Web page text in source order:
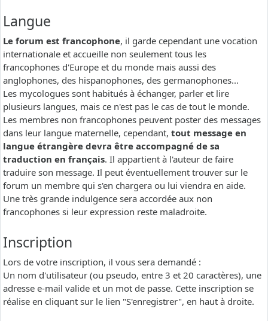
Langue
Le forum est francophone, il garde cependant une vocation
internationale et accueille non seulement tous les
francophones d'Europe et du monde mais aussi des
anglophones, des hispanophones, des germanophones...
Les mycologues sont habitués à échanger, parler et lire
plusieurs langues, mais ce n'est pas le cas de tout le monde.
Les membres non francophones peuvent poster des messages
dans leur langue maternelle, cependant, tout message en
langue étrangère devra être accompagné de sa
traduction en français. Il appartient à l'auteur de faire
traduire son message. Il peut éventuellement trouver sur le
forum un membre qui s'en chargera ou lui viendra en aide.
Une très grande indulgence sera accordée aux non
francophones si leur expression reste maladroite.
Inscription
Lors de votre inscription, il vous sera demandé :
Un nom d'utilisateur (ou pseudo, entre 3 et 20 caractères), une
adresse e-mail valide et un mot de passe. Cette inscription se
réalise en cliquant sur le lien "S'enregistrer", en haut à droite.